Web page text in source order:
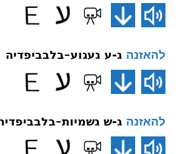
להאזנה ג-ע
להאזנה ג-ש